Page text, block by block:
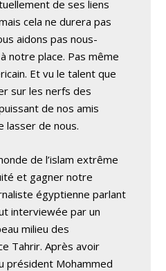
de ses liens
cela ne durera pas
aidons pas nous-
notre place. Pas même
Et vu le talent que
sur les nerfs des
de nos amis
lasser de nous.
de l’islam extrême
et gagner notre
égyptienne parlant
interviewée par un
milieu des
Tahrir. Après avoir
président Mohammed